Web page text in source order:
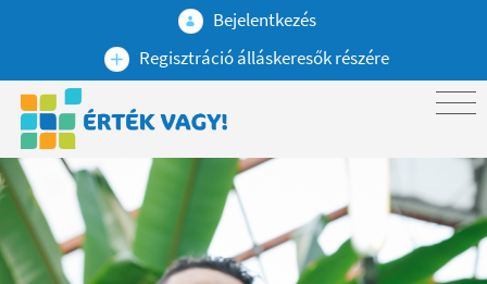
Bejelentkezés
Regisztráció álláskeresők részére